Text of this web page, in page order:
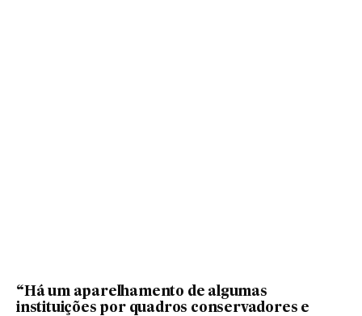
“Há um aparelhamento de algumas
instituições por quadros conservadores e